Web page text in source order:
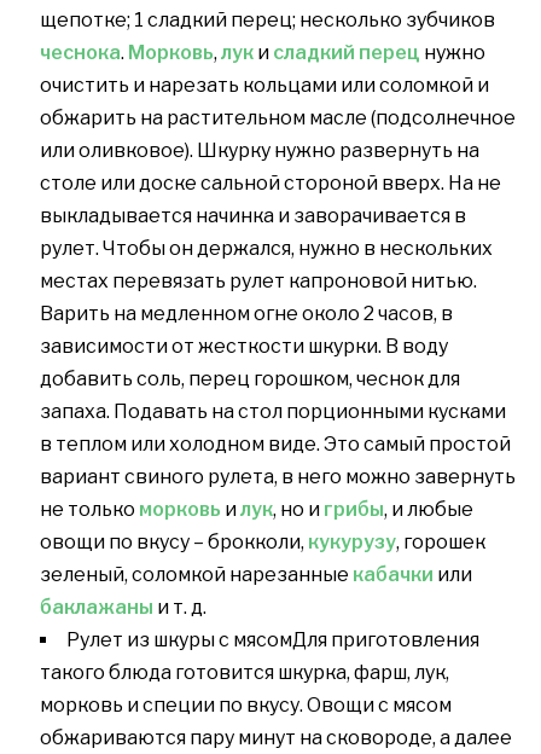
щепотке; 1 сладкий перец; несколько зубчиков
чеснока. Морковь, луки сладкий перец нужно
очистить и нарезать кольцами или соломкой и
обжарить на растительном масле (подсолнечное
или оливковое). Шкурку нужно развернуть на
столе или доске сальной стороной вверх. На не
выкладывается начинка и заворачивается в
рулет. Чтобы он держался, нужно в нескольких
местах перевязать рулет капроновой нитью.
Варить на медленном огне около 2 часов, в
зависимости от жесткости шкурки. В воду
добавить соль, перец горошком, чеснок для
запаха. Подавать на стол порционными кусками
в теплом или холодном виде. Это самый простой
вариант свиного рулета, в него можно завернуть
не только морковь илук, но и грибы, и любые
овощи по вкусу – брокколи, кукурузу, горошек
зеленый, соломкой нарезанные кабачки или
баклажаны и т. д.
Рулет из шкуры с мясомДля приготовления
такого блюда готовится шкурка, фарш, лук,
морковь и специи по вкусу. Овощи с мясом
обжариваются пару минут на сковороде, а далее